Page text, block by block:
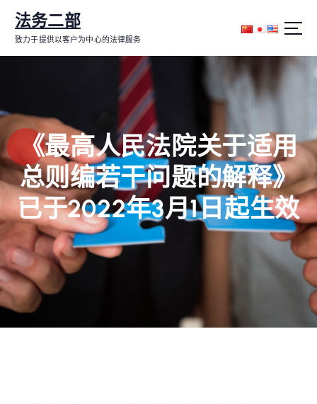
内
法务二部
致力于提供以客户为中心的法律服务
《最高人民法院关于适用
总则编若干问题的解释》
已于2022年3月1日起生效